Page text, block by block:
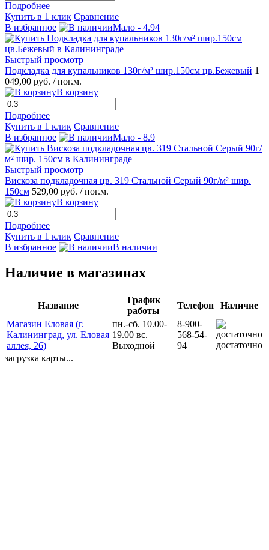
Подробнее
Купить в 1 клик Сравнение
В избранное
Мало - 4.94
Быстрый просмотр
Подкладка для купальников 130г/м² шир.150см цв.Бежевый 1
049,00 руб. / пог.м.
В корзину
Подробнее
Купить в 1 клик Сравнение
В избранное
Мало - 8.9
Быстрый просмотр
Вискоза подкладочная цв. 319 Стальной Серый 90г/м² шир.
150см 529,00 руб. / пог.м.
В корзину
Подробнее
Купить в 1 клик Сравнение
В избранное
В наличии
Наличие в магазинах
Название
График
работы
Телефон
Наличие
Магазин Еловая (г.
Калининград, ул. Еловая
аллея, 26)
пн.-сб. 10.00-
19.00 вс.
Выходной
8-900-
568-54-
94
достаточно
загрузка карты...